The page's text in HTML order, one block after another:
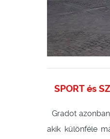
SPORT és
Gradot
akik különféle